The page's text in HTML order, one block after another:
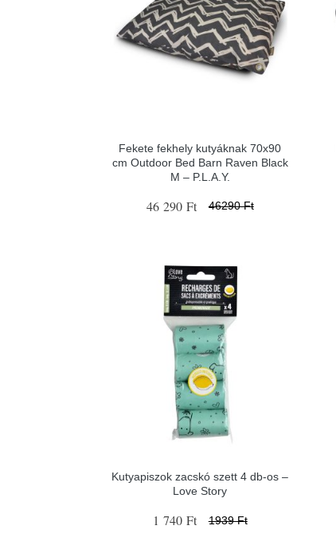
Fekete fekhely kutyáknak 70x90
cm Outdoor Bed Barn Raven Black
M – P.L.A.Y.
46 290 Ft 46290 Ft
Kutyapiszok zacskó szett 4 db-os –
Love Story
1 740 Ft 1939 Ft